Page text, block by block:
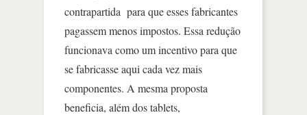
contrapartida para que esses fabricantes
pagassem menos impostos. Essa redução
funcionava como um incentivo para que
se fabricasse aqui cada vez mais
componentes. A mesma proposta
beneficia, além dos tablets,